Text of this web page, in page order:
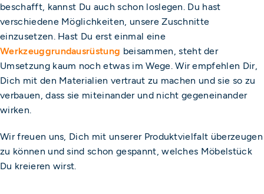
beschafft, kannst Du auch schon loslegen. Du hast
verschiedene Möglichkeiten, unsere Zuschnitte
einzusetzen. Hast Du erst einmal eine
Werkzeuggrundausrüstung beisammen, steht der
Umsetzung kaum noch etwas im Wege. Wir empfehlen Dir,
Dich mit den Materialien vertraut zu machen und sie so zu
verbauen, dass sie miteinander und nicht gegeneinander
wirken.
Wir freuen uns, Dich mit unserer Produktvielfalt überzeugen
zu können und sind schon gespannt, welches Möbelstück
Du kreieren wirst.